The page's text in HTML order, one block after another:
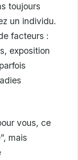
toujours
un individu.
facteurs :
exposition
vous, ce
mais